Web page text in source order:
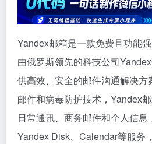
Yandex邮箱是一款免费且功能
由俄罗斯领先的科技公司
供高效、安全的邮件沟通解决方
邮件和病毒防护技术，Yandex
日常通讯、商务邮件和个人信
Yandex Disk、Calendar等服务